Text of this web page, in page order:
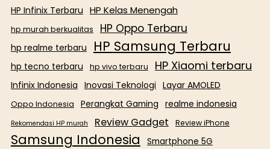
HP Infinix Terbaru HP Kelas Menengah
hp murah berkualitas HP Oppo Terbaru
hp realme terbaru HP Samsung Terbaru
hp tecno terbaru hp vivo terbaru HP Xiaomi terbaru
Infinix Indonesia Inovasi Teknologi Layar AMOLED
Oppo Indonesia Perangkat Gaming realme indonesia
Rekomendasi HP murah Review Gadget Review iPhone
Samsung Indonesia
Smartphone 5G